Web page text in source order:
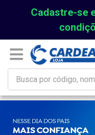
Cadastre-se